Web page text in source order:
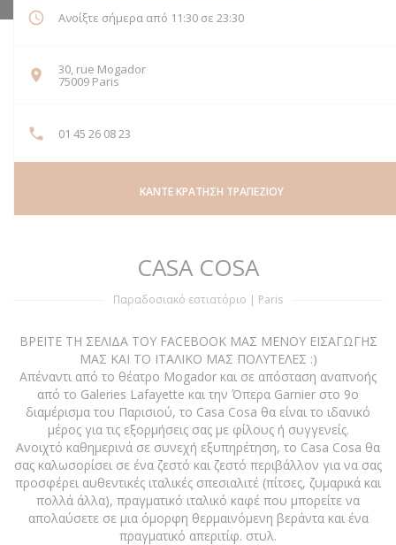
Ανοίξτε σήμερα από 11:30 σε 23:30
30, rue Mogador
75009 Paris((ανοίγει σε νέο παράθυρο))
01 45 26 08 23
ΚΆΝΤΕ ΚΡΆΤΗΣΗ ΤΡΑΠΕΖΙΟΎ
CASA COSA
Παραδοσιακό εστιατόριο | Paris
ΒΡΕΙΤΕ ΤΗ ΣΕΛΙΔΑ ΤΟΥ FACEBOOK ΜΑΣ ΜΕΝΟΥ ΕΙΣΑΓΩΓΗΣ
ΜΑΣ ΚΑΙ ΤΟ ΙΤΑΛΙΚΟ ΜΑΣ ΠΟΛΥΤΕΛΕΣ :)
Απέναντι από το θέατρο Mogador και σε απόσταση αναπνοής
από το Galeries Lafayette και την Όπερα Garnier στο 9ο
διαμέρισμα του Παρισιού, το Casa Cosa θα είναι το ιδανικό
μέρος για τις εξορμήσεις σας με φίλους ή συγγενείς.
Ανοιχτό καθημερινά σε συνεχή εξυπηρέτηση, το Casa Cosa θα
σας καλωσορίσει σε ένα ζεστό και ζεστό περιβάλλον για να σας
προσφέρει αυθεντικές ιταλικές σπεσιαλιτέ (πίτσες, ζυμαρικά και
πολλά άλλα), πραγματικό ιταλικό καφέ που μπορείτε να
απολαύσετε σε μια όμορφη θερμαινόμενη βεράντα και ένα
πραγματικό απεριτίφ. στυλ.